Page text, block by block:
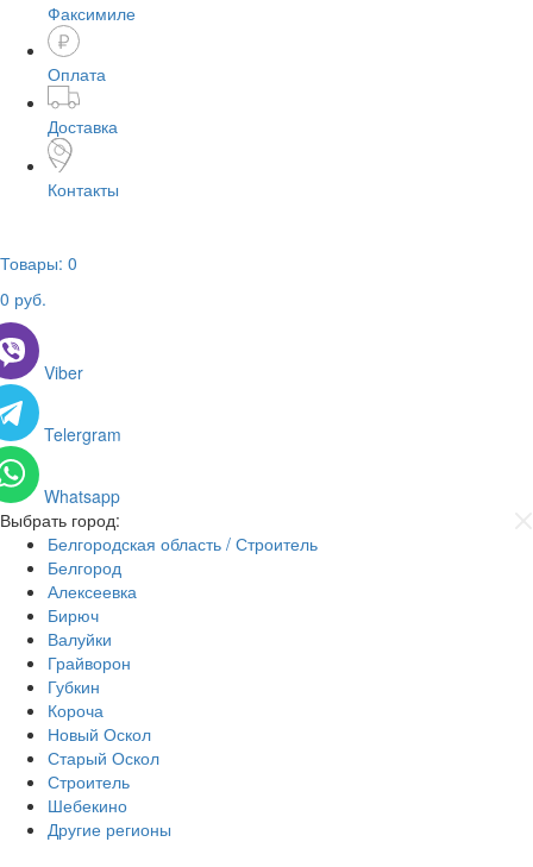
Факсимиле
Оплата
Доставка
Контакты
Товары: 0
0 руб.
Viber
Telergram
Whatsapp
Выбрать город:
Белгородская область / Строитель
Белгород
Алексеевка
Бирюч
Валуйки
Грайворон
Губкин
Короча
Новый Оскол
Старый Оскол
Строитель
Шебекино
Другие регионы